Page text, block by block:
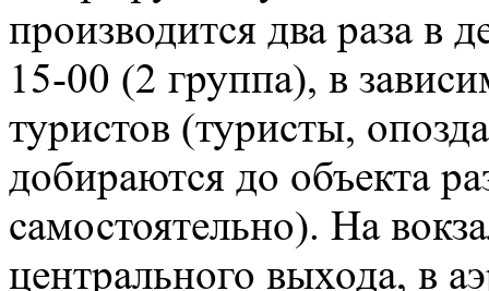
производится два раза в
15-00 (2 группа), в
туристов (туристы,
добираются до объекта
самостоятельно). На
центрального выхода, в